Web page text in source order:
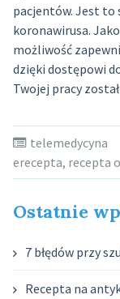
pacjentów. Jest to
koronawirusa.
możliwość
dzięki dostępowi
Twojej pracy
telemedycyna
erecepta, recepta
Ostatnie
7 błędów przy
Recepta na